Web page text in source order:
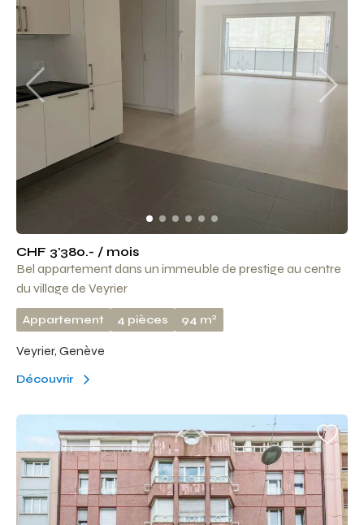
CHF 3'380.- / mois
Bel appartement dans un immeuble de prestige au centre
du village de Veyrier
Appartement 4 pièces 94 m2
Veyrier, Genève
Découvrir